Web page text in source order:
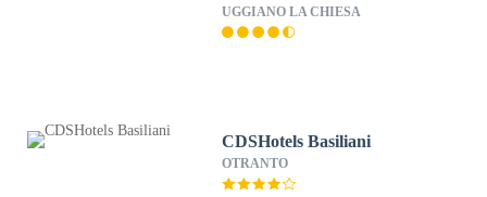
UGGIANO LA CHIESA
CDSHotels Basiliani
OTRANTO